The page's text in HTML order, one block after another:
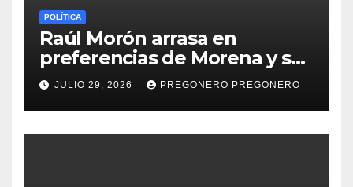
POLÍTICA
Raúl Morón arrasa en
preferencias de Morena y se
perfila hacia la gubernatura
de Michoacán en 2027
JULIO 29, 2026 PREGONERO PREGONERO